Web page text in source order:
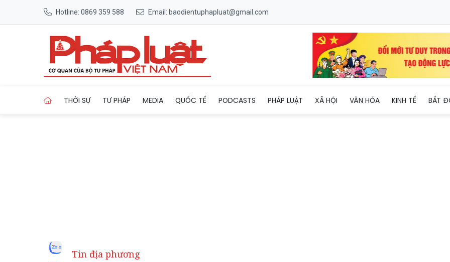
Hotline: 0869 359 588 Email: baodientuphapluat@gmail.com
THỜI SỰ TƯ PHÁP MEDIA QUỐC TẾ PODCASTS PHÁP LUẬT XÃ HỘI VĂN HÓA KINH TẾ BẤT
Tin địa phương